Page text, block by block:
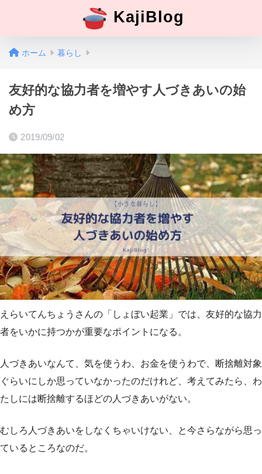
KajiBlog
ホーム 暮らし
友好的な協力者を増やす人づきあいの始
め方
2019/09/02
えらいてんちょうさんの「しょぼい起業」では、友好的な協力
者をいかに持つかが重要なポイントになる。
人づきあいなんて、気を使うわ、お金を使うわで、断捨離対象
ぐらいにしか思っていなかったのだけれど、考えてみたら、わ
たしには断捨離するほどの人づきあいがない。
むしろ人づきあいをしなくちゃいけない、と今さらながら思っ
ているところなのだ。